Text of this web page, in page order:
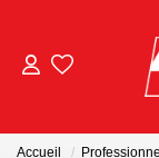
Accueil